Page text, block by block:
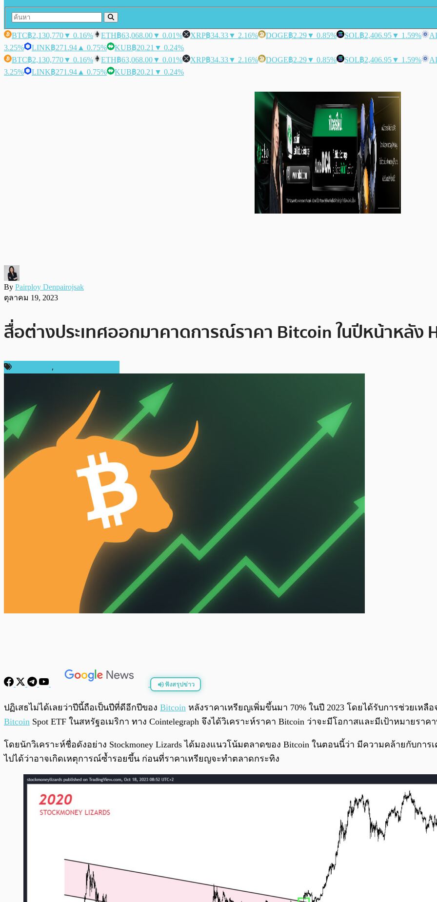
BTC฿2,130,770▼ 0.16% ETH฿63,068.00▼ 0.01% XRP฿34.33▼ 2.16% DOGE฿2.29▼ 0.85% SOL฿2,406.95▼ 1.59%
3.25%
LINK฿271.94 ▲ 0.75% KUB฿20.21 ▼ 0.24%
BTC฿2,130,770▼ 0.16% ETH฿63,068.00▼ 0.01% XRP฿34.33▼ 2.16% DOGE฿2.29▼ 0.85% SOL฿2,406.95▼ 1.59%
3.25%
LINK฿271.94 ▲ 0.75% KUB฿20.21 ▼ 0.24%
By Pairploy Denpairojsak
ตุลาคม 19, 2023
สื่อต่างประเทศออกมาคาดการณ์ราคา Bitcoin ในปีหน้าหลัง
,
ฟังสรุปข่าว
พร้อมเล่น
ปฏิเสธไม่ได้เลยว่าปีนี้ถือเป็นปีที่ดีอีกปีของ Bitcoin หลังราคาเหรียญเพิ่มขึ้นมา 70% ในปี 2023 โดยได้รับการช่วยเห
Bitcoin Spot ETF ในสหรัฐอเมริกา ทาง Cointelegraph จึงได้วิเคราะห์ราคา Bitcoin ว่าจะมีโอกาสและมีเป้าหมายราค
โดยนักวิเคราะห์ชื่อดังอย่าง Stockmoney Lizards ได้มองแนวโน้มตลาดของ Bitcoin ในตอนนี้ว่า มีความคล้ายกับการ
ไปได้ว่าอาจเกิดเหตุการณ์ซ้ำรอยขึ้น ก่อนที่ราคาเหรียญจะทำตลาดกระทิง